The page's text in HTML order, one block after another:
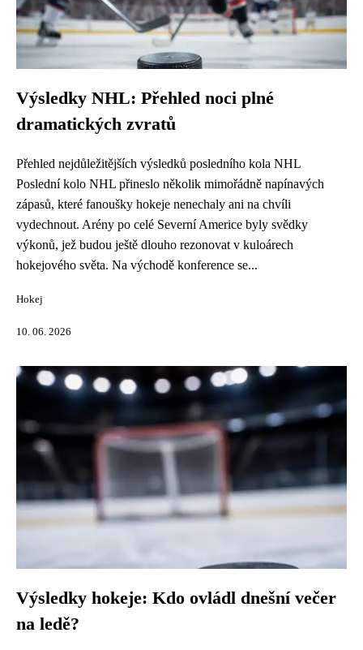
Výsledky NHL: Přehled noci plné
dramatických zvratů
Přehled nejdůležitějších výsledků posledního kola NHL
Poslední kolo NHL přineslo několik mimořádně napínavých
zápasů, které fanoušky hokeje nenechaly ani na chvíli
vydechnout. Arény po celé Severní Americe byly svědky
výkonů, jež budou ještě dlouho rezonovat v kuloárech
hokejového světa. Na východě konference se...
Hokej
10. 06. 2026
Výsledky hokeje: Kdo ovládl dnešní večer
na ledě?